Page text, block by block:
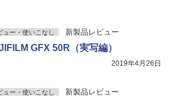
ュー・使いこなし 新製品レビュー
GFX 50R（実写編）
2019年4月26日
ュー・使いこなし 新製品レビュー